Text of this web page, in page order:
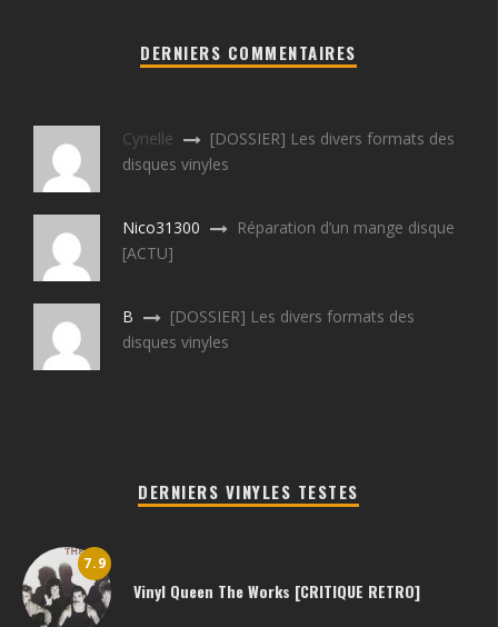
DERNIERS COMMENTAIRES
Cyrielle
[DOSSIER] Les divers formats des
disques vinyles
Nico31300
Réparation d’un mange disque
[ACTU]
B
[DOSSIER] Les divers formats des
disques vinyles
DERNIERS VINYLES TESTES
7.9
Vinyl Queen The Works [CRITIQUE RETRO]